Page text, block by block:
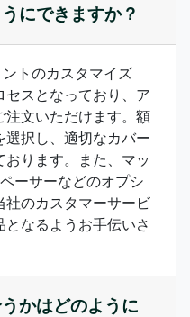
にできますか？
ントのカスタマイズ
セスとなっており、ア
注文いただけます。額
択し、適切なカバー
ります。また、マッ
ーサーなどのオプシ
社のカスタマーサービ
なるようお手伝いさ
かはどのように